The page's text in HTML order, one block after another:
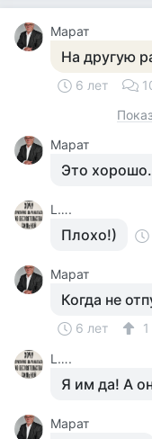
Марат
На другую
6 лет
Марат
Это хорошо.
L….
Плохо!)
Марат
Когда не
6 лет
1
L….
Я им да! А
Марат